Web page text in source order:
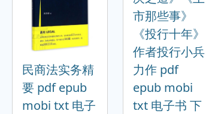
民商法实务精
要 pdf epub
mobi txt 电子
市那些事》
《投行十年》
作者投行小兵
力作 pdf
epub mobi
txt 电子书 下